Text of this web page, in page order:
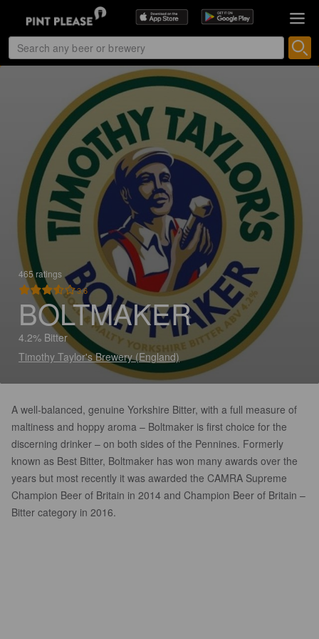
465 ratings
3.6
BOLTMAKER
4.2% Bitter
Timothy Taylor's Brewery (England)
A well-balanced, genuine Yorkshire Bitter, with a full measure of
maltiness and hoppy aroma – Boltmaker is first choice for the
discerning drinker – on both sides of the Pennines. Formerly
known as Best Bitter, Boltmaker has won many awards over the
years but most recently it was awarded the CAMRA Supreme
Champion Beer of Britain in 2014 and Champion Beer of Britain –
Bitter category in 2016.